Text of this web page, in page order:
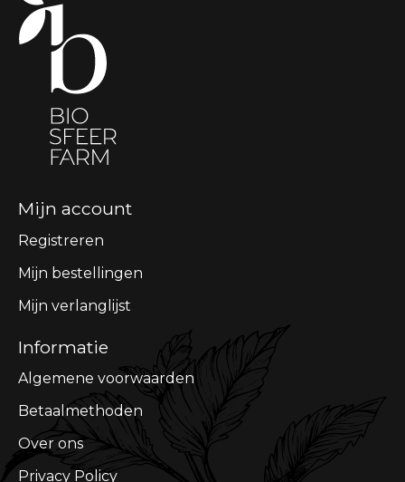
Mijn account
Registreren
Mijn bestellingen
Mijn verlanglijst
Informatie
Algemene voorwaarden
Betaalmethoden
Over ons
Privacy Policy